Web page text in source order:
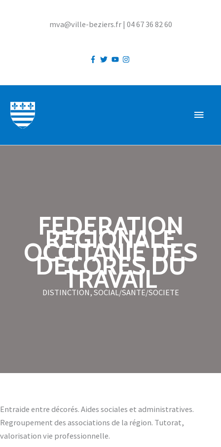
mva@ville-beziers.fr | 04 67 36 82 60
FEDERATION
REGIONALE
OCCITANIE DES
DECORES DU
TRAVAIL
DISTINCTION, SOCIAL/SANTE/SOCIETE
Entraide entre décorés. Aides sociales et administratives.
Regroupement des associations de la région. Tutorat,
valorisation vie professionnelle.